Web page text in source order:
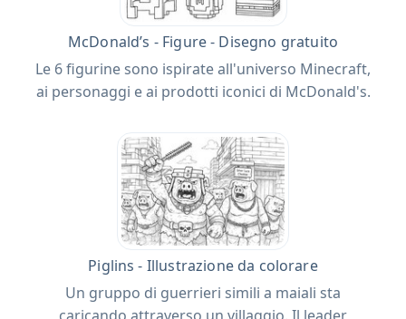
McDonald’s - Figure - Disegno gratuito
Le 6 figurine sono ispirate all'universo Minecraft,
ai personaggi e ai prodotti iconici di McDonald's.
Piglins - Illustrazione da colorare
Un gruppo di guerrieri simili a maiali sta